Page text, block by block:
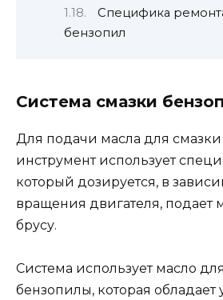
Специфика
бензопил
Система смазки
Для подачи масла для
инструмент использует
который дозируется, в
вращения двигателя, подает
брусу.
Система использует масло
бензопилы, которая